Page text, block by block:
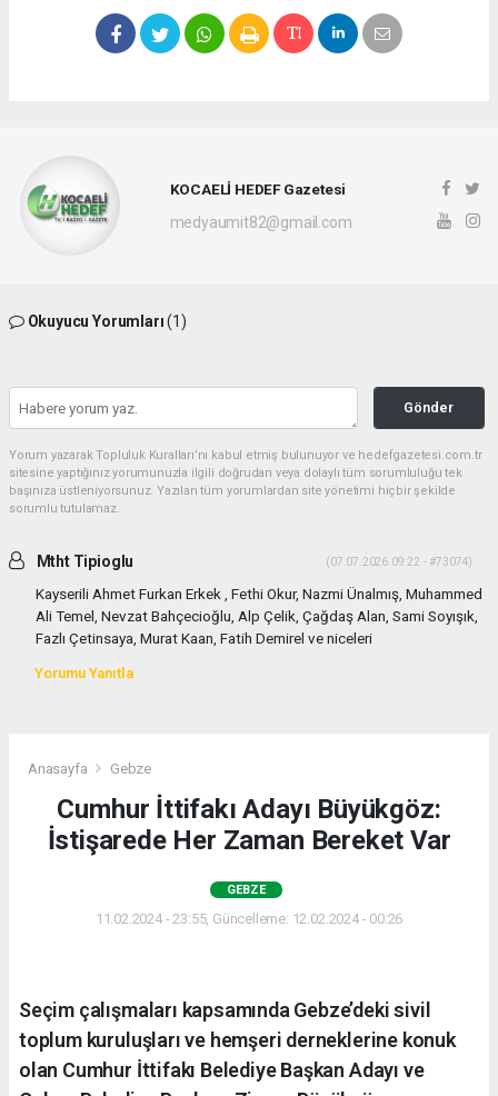
KOCAELİ HEDEF Gazetesi
medyaumit82@gmail.com
Okuyucu Yorumları(1)
Gönder
Yorum yazarak Topluluk Kuralları’nı kabul etmiş bulunuyor ve hedefgazetesi.com.tr
sitesine yaptığınız yorumunuzla ilgili doğrudan veya dolaylı tüm sorumluluğu tek
başınıza üstleniyorsunuz. Yazılan tüm yorumlardan site yönetimi hiçbir şekilde
sorumlu tutulamaz.
Mtht Tipioglu (07.07.2026 09:22 - #73074)
Kayserili Ahmet Furkan Erkek , Fethi Okur, Nazmi Ünalmış, Muhammed
Ali Temel, Nevzat Bahçecioğlu, Alp Çelik, Çağdaş Alan, Sami Soyışık,
Fazlı Çetinsaya, Murat Kaan, Fatih Demirel ve niceleri
Yorumu Yanıtla
Anasayfa Gebze
Cumhur İttifakı Adayı Büyükgöz:
İstişarede Her Zaman Bereket Var
GEBZE
11.02.2024 - 23:55, Güncelleme: 12.02.2024 - 00:26
Seçim çalışmaları kapsamında Gebze’deki sivil
toplum kuruluşları ve hemşeri derneklerine konuk
olan Cumhur İttifakı Belediye Başkan Adayı ve